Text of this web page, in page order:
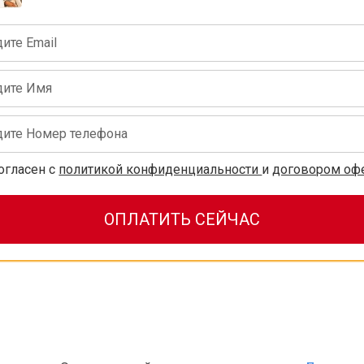
с политикой конфиденциальности идоговором
ОПЛАТИТЬ СЕЙЧАС